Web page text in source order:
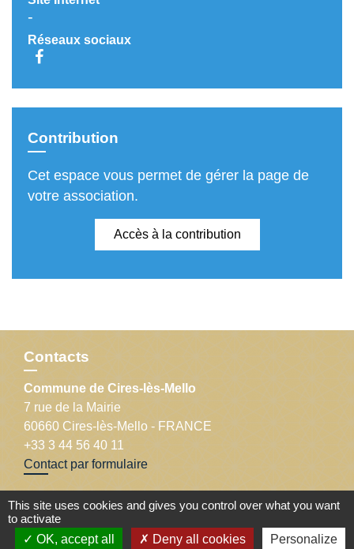
-
Réseaux sociaux
Contribution
Cet espace vous permet de gérer la page de
votre association.
Accès à la contribution
Contacts
Commune de Cires-lès-Mello
7 rue de la Mairie
60660 Cires-lès-Mello - FRANCE
+33 3 44 56 40 11
Contact par formulaire
This site uses cookies and gives you control over what you want
to activate
OK, accept all
Deny all cookies Personalize